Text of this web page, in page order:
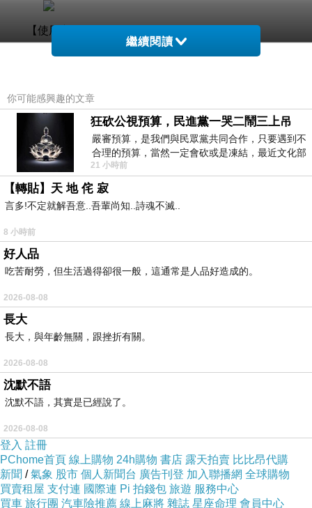
【使用方
式】
先將頭髮充
分潤濕，取
適量的洗髮
乳以雙手揉
搓起泡後,均
勻塗抹在濕
輕按摩清潔
頭皮及髮
溫水徹底沖
【注意事
項】
大小瓶附壓
頭
避免接觸於
繼續閱讀
你可能感興趣的文章
狂砍公視預算，民進黨一哭二鬧三上吊
嚴審預算，是我們與民眾黨共同合作，只要遇到不
合理的預算，當然一定會砍或是凍結，最近文化部
要編列公視和Taiwan plus預算，在110年
21 小時前
【轉貼】天 地 侘 寂
言多!不定就解吾意..吾輩尚知..詩魂不滅..
8 小時前
好人品
吃苦耐勞，但生活過得卻很一般，這通常是人品好造成的。
2026-08-08
長大
長大，與年齡無關，跟挫折有關。
2026-08-08
沈默不語
沈默不語，其實是已經說了。
2026-08-08
登入 註冊
PChome首頁 線上購物 24h購物 書店 露天拍賣 比比昂代購
新聞 /氣象 股市 個人新聞台 廣告刊登 加入聯播網 全球購物
買賣租屋 支付連 國際連 Pi 拍錢包 旅遊 服務中心
買車 旅行團 汽車險推薦 線上麻將 雜誌 星座命理 會員中心